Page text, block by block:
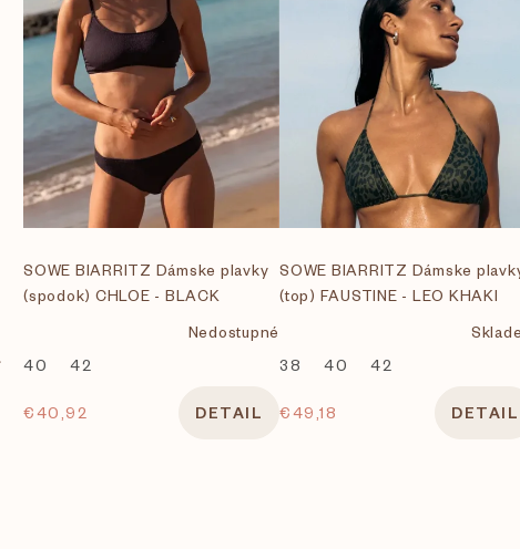
ý
p
i
s
p
r
o
SOWE BIARRITZ Dámske plavky
(spodok) CHLOE - BLACK
Nedostupné
40
42
€40,92 DETAIL
SOWE BIARRITZ Dámske
(top) FAUSTINE - LEO KHAKI
38
40 42
€49,18 DETAIL